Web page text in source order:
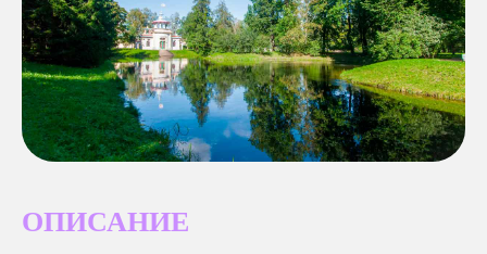
ОПИСАНИЕ